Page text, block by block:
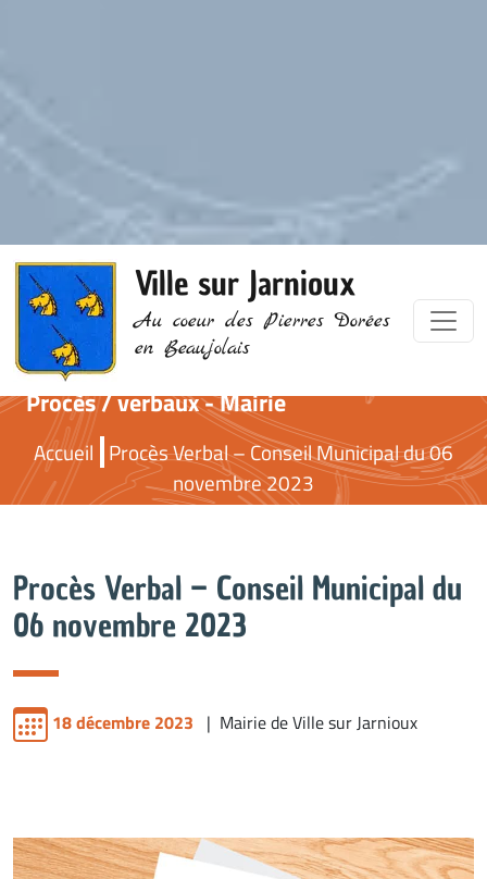
Ville sur Jarnioux
Au coeur des Pierres Dorées
en Beaujolais
Procès / verbaux - Mairie
Accueil Procès Verbal – Conseil Municipal du 06
novembre 2023
Procès Verbal – Conseil Municipal du
06 novembre 2023
18 décembre 2023 | Mairie de Ville sur Jarnioux